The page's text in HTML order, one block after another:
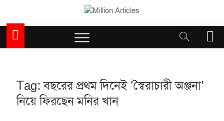
contentMillion Articles
M
e
Tag:বছরের প্রথম দিনেই ‘স্বৈরাচারী অঞ্জনা’
নিয়ে ফিরছেন মনির খান